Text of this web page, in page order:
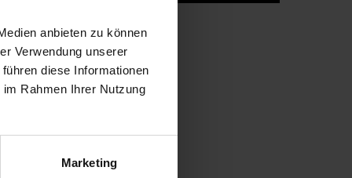
anbieten zu können
Verwendung unserer
diese Informationen
Rahmen Ihrer Nutzung
Marketing